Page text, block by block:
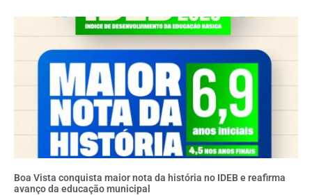
Boa Vista conquista maior nota da história no IDEB e reafirma
avanço da educação municipal